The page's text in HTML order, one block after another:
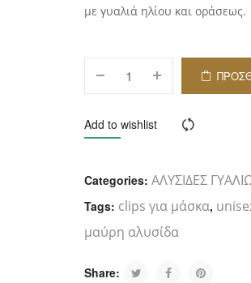
με γυαλιά ηλίου και οράσεως.
Add to wishlist
Categories:ΑΛΥΣΙΔΕΣ
Tags: clips για μάσκα,
μαύρη αλυσίδα
Share: